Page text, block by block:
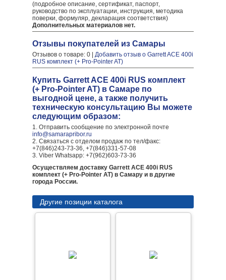
(подробное описание, сертификат, паспорт,
руководство по эксплуатации, инструкция, методика
поверки, формуляр, декларация соответствия)
Дополнительных материалов нет.
Отзывы покупателей из Самары
Отзывов о товаре: 0 | Добавить отзыв о Garrett ACE 400i
RUS комплект (+ Pro-Pointer AT)
Купить Garrett ACE 400i RUS комплект
(+ Pro-Pointer AT) в Самаре по
выгодной цене, а также получить
техническую консультацию Вы можете
следующим образом:
1. Отправить сообщение по электронной почте
info@samarapribor.ru
2. Связаться с отделом продаж по тел/факс:
+7(846)243-73-36, +7(846)331-57-08
3. Viber Whatsapp: +7(962)603-73-36
Осуществляем доставку Garrett ACE 400i RUS
комплект (+ Pro-Pointer AT) в Самару и в другие
города России.
Другие позиции каталога